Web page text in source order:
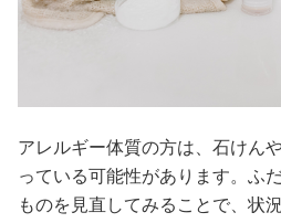
アレルギー体質の方は、石けん
っている可能性があります。ふ
ものを見直してみることで、状